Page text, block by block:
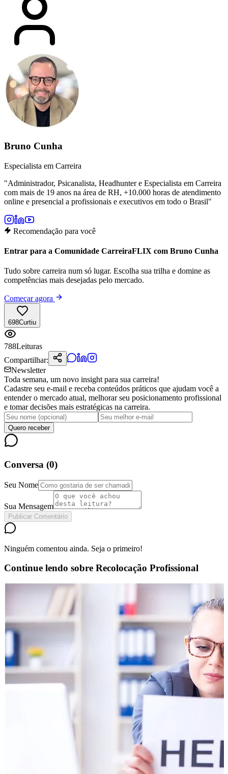
Bruno Cunha
Especialista em Carreira
"Administrador, Psicanalista, Headhunter e Especialista em Carreira
com mais de 19 anos na área de RH, +10.000 horas de atendimento
online e presencial a profissionais e executivos em todo o Brasil"
Recomendação para você
Entrar para a Comunidade CarreiraFLIX com Bruno Cunha
Tudo sobre carreira num só lugar. Escolha sua trilha e domine as
competências mais desejadas pelo mercado.
Começar agora
698Curtiu
788Leituras
Compartilhar:
Newsletter
Toda semana, um novo insight para sua carreira!
Cadastre seu e-mail e receba conteúdos práticos que ajudam você a
entender o mercado atual, melhorar seu posicionamento profissional
e tomar decisões mais estratégicas na carreira.
Quero receber
Conversa (0)
Seu Nome
Sua Mensagem
Publicar Comentário
Ninguém comentou ainda. Seja o primeiro!
Continue lendo sobre Recolocação Profissional